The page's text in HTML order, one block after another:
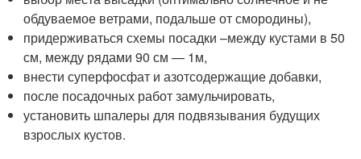
обдуваемое ветрами, подальше от смородины),
придерживаться схемы посадки –между кустами в 50
см, между рядами 90 см — 1м,
внести суперфосфат и азотсодержащие добавки,
после посадочных работ замульчировать,
установить шпалеры для подвязывания будущих
взрослых кустов.